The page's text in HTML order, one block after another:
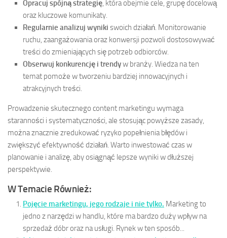
Opracuj spójną strategię, która obejmie cele, grupę docelową
oraz kluczowe komunikaty.
Regularnie analizuj wyniki swoich działań. Monitorowanie
ruchu, zaangażowania oraz konwersji pozwoli dostosowywać
treści do zmieniających się potrzeb odbiorców.
Obserwuj konkurencję i trendyw branży. Wiedza na ten
temat pomoże w tworzeniu bardziej innowacyjnych i
atrakcyjnych treści.
Prowadzenie skutecznego content marketingu wymaga
staranności i systematyczności, ale stosując powyższe zasady,
można znacznie zredukować ryzyko popełnienia błędów i
zwiększyć efektywność działań. Warto inwestować czas w
planowanie i analizę, aby osiągnąć lepsze wyniki w dłuższej
perspektywie.
W Temacie Również:
Pojęcie marketingu, jego rodzaje i nie tylko. Marketing to
jedno z narzędzi w handlu, które ma bardzo duży wpływ na
sprzedaż dóbr oraz na usługi. Rynek w ten sposób...